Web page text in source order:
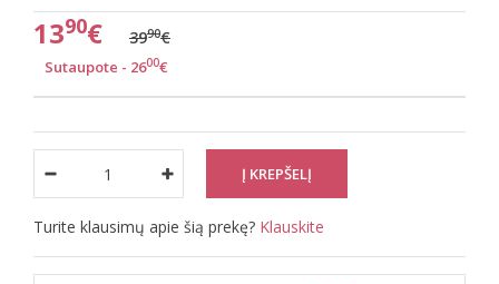
1390€ 3990€
Sutaupote - 2600€
Turite klausimų apie šią prekę? Klauskite